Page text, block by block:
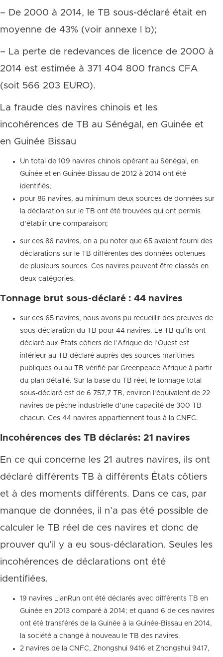
– De 2000 à 2014, le TB sous-déclaré était en
moyenne de 43% (voir annexe I b);
– La perte de redevances de licence de 2000 à
2014 est estimée à 371 404 800 francs CFA
(soit 566 203 EURO).
La fraude des navires chinois et les
incohérences de TB au Sénégal, en Guinée et
en Guinée Bissau
Un total de 109 navires chinois opérant au Sénégal, en
Guinée et en Guinée-Bissau de 2012 à 2014 ont été
identifiés;
pour 86 navires, au minimum deux sources de données sur
la déclaration sur le TB ont été trouvées qui ont permis
d’établir une comparaison;
sur ces 86 navires, on a pu noter que 65 avaient fourni des
déclarations sur le TB différentes des données obtenues
de plusieurs sources. Ces navires peuvent être classés en
deux catégories.
Tonnage brut sous-déclaré : 44 navires
sur ces 65 navires, nous avons pu recueillir des preuves de
sous-déclaration du TB pour 44 navires. Le TB qu’ils ont
déclaré aux États côtiers de l’Afrique de l’Ouest est
inférieur au TB déclaré auprès des sources maritimes
publiques ou au TB vérifié par Greenpeace Afrique à partir
du plan détaillé. Sur la base du TB réel, le tonnage total
sous-déclaré est de 6 757,7 TB, environ l’équivalent de 22
navires de pêche industrielle d’une capacité de 300 TB
chacun. Ces 44 navires appartiennent tous à la CNFC.
Incohérences des TB déclarés: 21 navires
En ce qui concerne les 21 autres navires, ils ont
déclaré différents TB à différents États côtiers
et à des moments différents. Dans ce cas, par
manque de données, il n’a pas été possible de
calculer le TB réel de ces navires et donc de
prouver qu’il y a eu sous-déclaration. Seules les
incohérences de déclarations ont été
identifiées.
19 navires LianRun ont été déclarés avec différents TB en
Guinée en 2013 comparé à 2014; et quand 6 de ces navires
ont été transférés de la Guinée à la Guinée-Bissau en 2014,
la société a changé à nouveau le TB des navires.
2 navires de la CNFC, Zhongshui 9416 et Zhongshui 9417,